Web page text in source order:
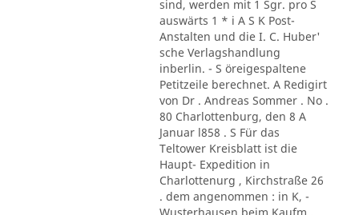
sind, werden mit 1 Sgr. pro S
auswärts 1 * i A S K Post-
Anstalten und die I. C. Huber'
sche Verlagshandlung
inberlin. - S öreigespaltene
Petitzeile berechnet. A Redigirt
von Dr . Andreas Sommer . No .
80 Charlottenburg, den 8 A
Januar l858 . S Für das
Teltower Kreisblatt ist die
Haupt- Expedition in
Charlottenurg , Kirchstraße 26
. dem angenommen : in K, -
Wusterhausen beim Kaufm .